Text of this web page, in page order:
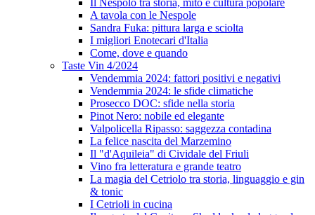
Il Nespolo tra storia, mito e cultura popolare
A tavola con le Nespole
Sandra Fuka: pittura larga e sciolta
I migliori Enotecari d'Italia
Come, dove e quando
Taste Vin 4/2024
Vendemmia 2024: fattori positivi e negativi
Vendemmia 2024: le sfide climatiche
Prosecco DOC: sfide nella storia
Pinot Nero: nobile ed elegante
Valpolicella Ripasso: saggezza contadina
La felice nascita del Marzemino
Il "d'Aquileia" di Cividale del Friuli
Vino fra letteratura e grande teatro
La magia del Cetriolo tra storia, linguaggio e gin
& tonic
I Cetrioli in cucina